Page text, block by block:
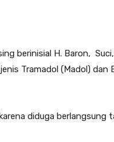
berinisial H. Baron,
Tramadol (Madol) dan
diduga berlangsung